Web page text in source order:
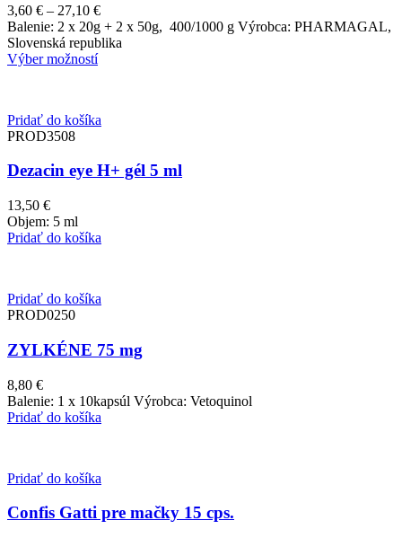
3,60 € – 27,10 €Price
range:
3,60 €
Balenie: 2 x 20g + 2 x 50g, 400/1000 g Výrobca: PHARMAGAL,
Slovenská republika
Výber možností
Pridať do košíka
PROD3508
Dezacin eye H+ gél 5 ml
13,50 €
Objem: 5 ml
Pridať do košíka
Pridať do košíka
PROD0250
ZYLKÉNE 75 mg
8,80 €
Balenie: 1 x 10kapsúl Výrobca: Vetoquinol
Pridať do košíka
Pridať do košíka
Confis Gatti pre mačky 15 cps.